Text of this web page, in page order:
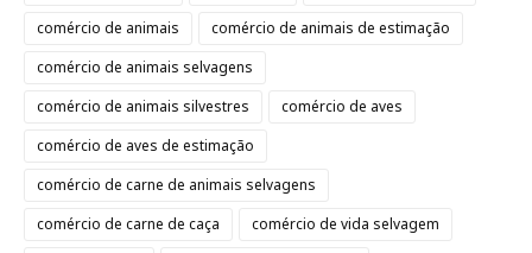
comércio de animais
comércio de animais de estimação
comércio de animais selvagens
comércio de animais silvestres
comércio de aves
comércio de aves de estimação
comércio de carne de animais selvagens
comércio de carne de caça
comércio de vida selvagem